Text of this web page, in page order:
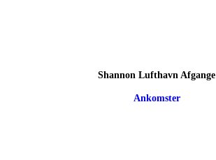
Shannon Lufthavn Afgange
Ankomster